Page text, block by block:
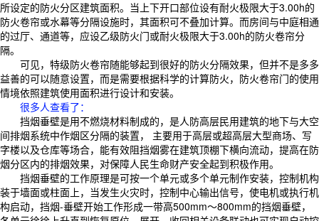
所设定的防火分区建筑面积。当上下开口部位设有耐火极限大于3.00h的
防火卷帘或水幕等分隔设施时，其面积可不叠加计算。而房间与中庭相通
的过厅、通道等，应设乙级防火门或耐火极限大于3.00h的防火卷帘分
隔。
可见，特级防火卷帘随能够起到很好的防火分隔效果，但并不是多多
益善的可以随意设置，而是需要根据科学的计算防火，防火卷帘门的使用
情境依照建筑使用面积进行设计和安装。
很多人查看了：
挡烟垂壁是用不燃烧材料制成的，是人防高层民用建筑的地下与大空
间排烟系统中作烟区分隔的装置， 主要用于高层或超高层大型商场、写
字楼以及仓库等场合，能有效阻挡烟雾在建筑顶棚下横向流动，提高在防
烟分区内的排烟效果，对保障人民生命财产安全起到积极作用。
挡烟垂壁的工作原理是可按一个单元或多个单元制作安装，控制机构
装于墙面或柱面上，当发生火灾时，控制中心输出信号，使电机或执行机
构启动，挡烟-垂壁开始工作形成一带高500mm～800mm的挡烟垂壁，